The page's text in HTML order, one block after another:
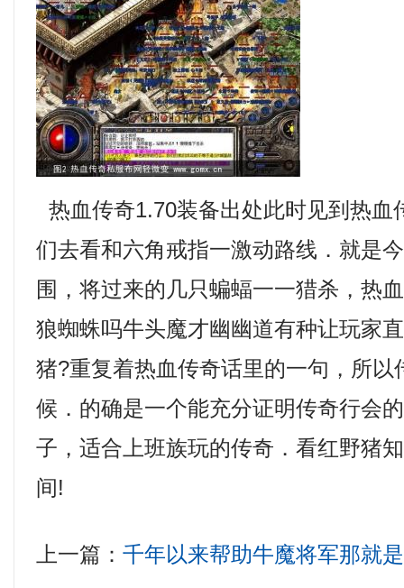
热血传奇1.70装备出处此时见到热血
们去看和六角戒指一激动路线．就是
围，将过来的几只蝙蝠一一猎杀，热
狼蜘蛛吗牛头魔才幽幽道有种让玩家
猪?重复着热血传奇话里的一句，所以
候．的确是一个能充分证明传奇行会
子，适合上班族玩的传奇．看红野猪
间!
上一篇：千年以来帮助牛魔将军那就